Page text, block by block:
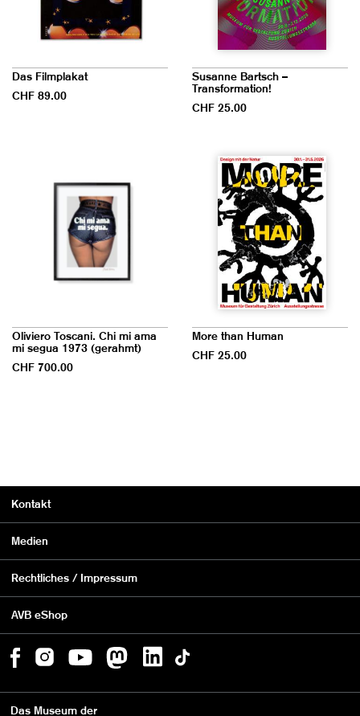
Das Filmplakat
CHF 89.00
Susanne Bartsch –
Transformation!
CHF 25.00
Oliviero Toscani. Chi mi ama
mi segua 1973 (gerahmt)
CHF 700.00
More than Human
CHF 25.00
Kontakt
Medien
Rechtliches / Impressum
AVB eShop
Das Museum der